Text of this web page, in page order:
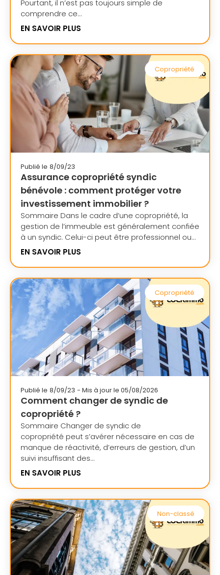
Pourtant, il n’est pas toujours simple de
comprendre ce...
EN SAVOIR PLUS
Copropriété
Publié le 8/09/23
Assurance copropriété syndic
bénévole : comment protéger votre
investissement immobilier ?
Sommaire Dans le cadre d’une copropriété, la
gestion de l’immeuble est généralement confiée
à un syndic. Celui-ci peut être professionnel ou...
EN SAVOIR PLUS
Copropriété
Publié le 8/09/23 - Mis à jour le 05/08/2026
Comment changer de syndic de
copropriété ?
Sommaire Changer de syndic de
copropriété peut s’avérer nécessaire en cas de
manque de réactivité, d’erreurs de gestion, d’un
suivi insuffisant des...
EN SAVOIR PLUS
Non-classé